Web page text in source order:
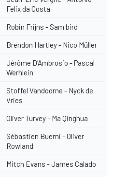
Felix da Costa
Robin Frijns - Sam bird
Brendon Hartley - Nico Müller
Jérôme D'Ambrosio - Pascal
Werhlein
Stoffel Vandoorne - Nyck de
Vries
Oliver Turvey - Ma Qinghua
Sébastien Buemi - Oliver
Rowland
Mitch Evans - James Calado